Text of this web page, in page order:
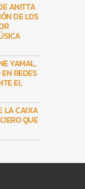
ANITTA
DE LOS
YAMAL,
REDES
EL
LA CAIXA
QUE